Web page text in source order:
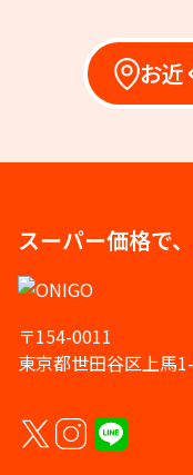
お近
スーパー価格で
〒154-0011
東京都世田谷区上馬